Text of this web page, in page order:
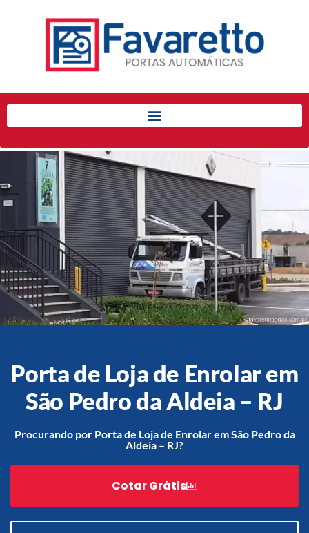
Início
Produtos
Porta de Enrolar Automática
Automatizadores
Acessórios Para Portas de
Enrolar
Pintura eletrostática
Portfólio
Contato
Acessórios
Automatização
Portão de Garagem de
Enrolar em São Pedro da
Aldeia – RJ
Porta de Loja de Enrolar em
São Pedro da Aldeia – RJ
Procurando por Porta de Loja de Enrolar em São Pedro da
Aldeia – RJ?
Cotar Grátis